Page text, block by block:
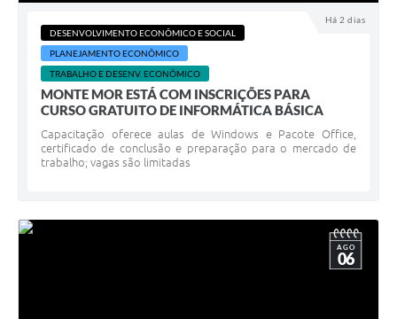
Há 2 dias
DESENVOLVIMENTO ECONÔMICO E SOCIAL
PLANEJAMENTO ECONÔMICO
TRABALHO E DESENV. ECONÔMICO
MONTE MOR ESTÁ COM INSCRIÇÕES PARA
CURSO GRATUITO DE INFORMÁTICA BÁSICA
Capacitação oferece aulas de Windows e Pacote Office,
certificado de conclusão e preparação para o mercado de
trabalho; vagas são limitadas
AGO
06